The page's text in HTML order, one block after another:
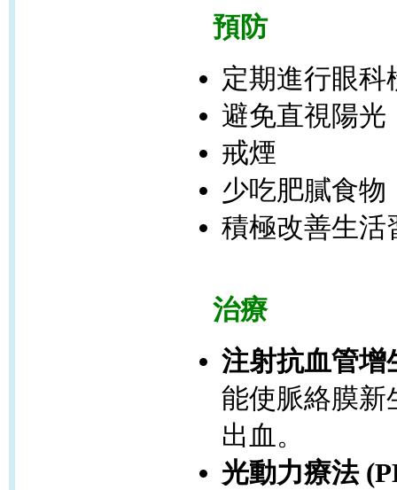
預防
定期進行眼科
避免直視陽光
戒煙
少吃肥膩食物
積極改善生活
治療
注射抗血管
能使脈絡膜新
出血。
光動力療法